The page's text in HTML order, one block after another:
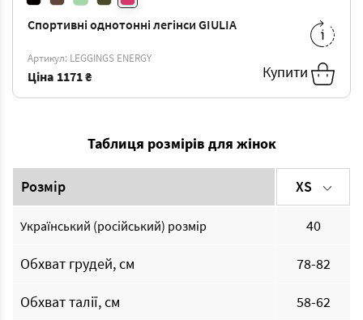
Спортивні однотонні легінси GIULIA
Артикул: LEGGINGS ENERGY
Ціна 1171 ₴ Купити
S/M 1171 ₴
Таблиця розмірів для жінок
Розмір XS
Український (російський) розмір 40
Обхват грудей, см 78-82
Обхват талії, см 58-62